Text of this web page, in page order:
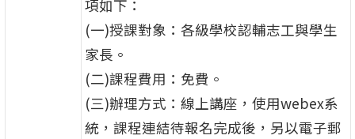
項如下：
(一)授課對象：各級學校認輔志工與學生
家長。
(二)課程費用：免費。
(三)辦理方式：線上講座，使用webex系
統，課程連結待報名完成後，另以電子郵